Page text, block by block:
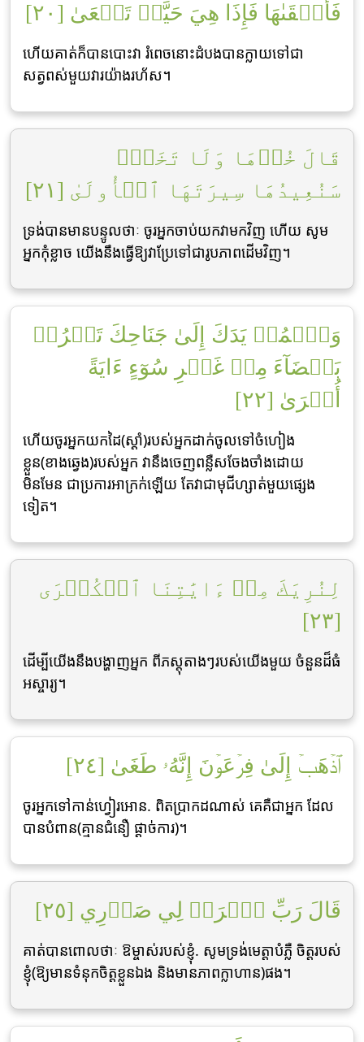
فَأَلۡقَىٰهَا فَإِذَا هِيَ حَيَّةٞ تَسۡعَىٰ [٢٠]
ហើយគាត់ក៏បានបោះវា រំពេចនោះដំបងបានក្លាយទៅជា
សត្វពស់មួយវារយ៉ាងរហ័ស។
قَالَ خُذۡهَا وَلَا تَخَفۡۖ
سَنُعِيدُهَا سِيرَتَهَا ٱلۡأُولَىٰ [٢١]
ទ្រង់បានមានបន្ទូលថាៈ ចូរអ្នកចាប់យកវាមកវិញ ហើយ សូម
អ្នកកុំខ្លាច យើងនឹងធ្វើឱ្យវាប្រែទៅជារូបភាពដើមវិញ។
وَٱضۡمُمۡ يَدَكَ إِلَىٰ جَنَاحِكَ تَخۡرُجۡ
بَيۡضَآءَ مِنۡ غَيۡرِ سُوٓءٍ ءَايَةً
أُخۡرَىٰ [٢٢]
ហើយចូរអ្នកយកដៃ(ស្ដាំ)របស់អ្នកដាក់ចូលទៅចំហៀង
ខ្លួន(ខាងឆេ្វង)របស់អ្នក វានឹងចេញពន្លឺសចែងចាំងដោយ
មិនមែន ជាប្រការអាក្រក់ឡើយ តែវាជាមុជីហ្សាត់មួយផេ្សង
ទៀត។
لِنُرِيَكَ مِنۡ ءَايَٰتِنَا ٱلۡكُبۡرَى
[٢٣]
ដើម្បីយើងនឹងបង្ហាញអ្នក ពីភស្ដុតាងៗរបស់យើងមួយ ចំនួនដ៏ធំ
អស្ចារ្យ។
ٱذۡهَبۡ إِلَىٰ فِرۡعَوۡنَ إِنَّهُۥ طَغَىٰ [٢٤]
ចូរអ្នកទៅកាន់ហ្វៀរអោន. ពិតប្រាកដណាស់ គេគឺជាអ្នក ដែល
បានបំពាន(គ្មានជំនឿ ផ្ដាច់ការ)។
قَالَ رَبِّ ٱشۡرَحۡ لِي صَدۡرِي [٢٥]
គាត់បានពោលថាៈ ឱម្ចាស់របស់ខ្ញុំ. សូមទ្រង់មេត្ដាបំភ្លឺ ចិត្ដរបស់
ខ្ញុំ(ឱ្យមានទំនុកចិត្ដខ្លួនឯង និងមានភាពក្លាហាន)ផង។